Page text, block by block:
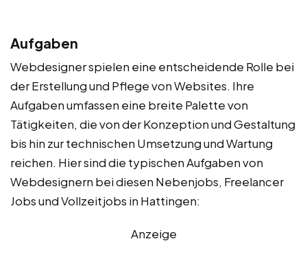
Aufgaben
Webdesigner spielen eine entscheidende Rolle bei
der Erstellung und Pflege von Websites. Ihre
Aufgaben umfassen eine breite Palette von
Tätigkeiten, die von der Konzeption und Gestaltung
bis hin zur technischen Umsetzung und Wartung
reichen. Hier sind die typischen Aufgaben von
Webdesignern bei diesen Nebenjobs, Freelancer
Jobs und Vollzeitjobs in Hattingen:
Anzeige